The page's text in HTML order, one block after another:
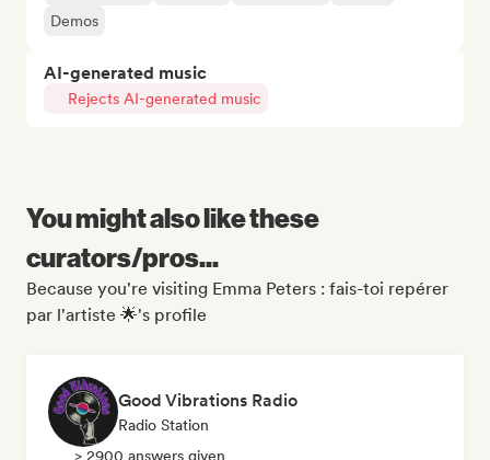
Demos
AI-generated music
Rejects AI-generated music
You might also like these
curators/pros...
Because you're visiting Emma Peters : fais-toi repérer
par l'artiste 🌟's profile
Good Vibrations Radio
Radio Station
> 2900 answers given